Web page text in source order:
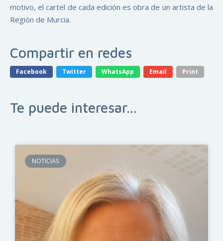
motivo, el cartel de cada edición es obra de un artista de la
Región de Murcia.
Compartir en redes
Facebook Twitter WhatsApp Email Print
Te puede interesar...
NOTICIAS